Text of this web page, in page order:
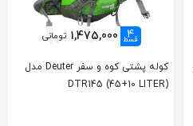
4
قسط 1,475,000 تومانی
کوله پشتی کوه و سفر Deuter مدل
DTR145 (45+10 LITER)